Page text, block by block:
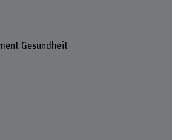
Gesundheit